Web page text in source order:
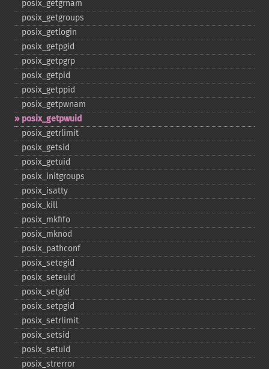
posix_​getgrnam
posix_​getgroups
posix_​getlogin
posix_​getpgid
posix_​getpgrp
posix_​getpid
posix_​getppid
posix_​getpwnam
posix_​getpwuid
posix_​getrlimit
posix_​getsid
posix_​getuid
posix_​initgroups
posix_​isatty
posix_​kill
posix_​mkfifo
posix_​mknod
posix_​pathconf
posix_​setegid
posix_​seteuid
posix_​setgid
posix_​setpgid
posix_​setrlimit
posix_​setsid
posix_​setuid
posix_​strerror